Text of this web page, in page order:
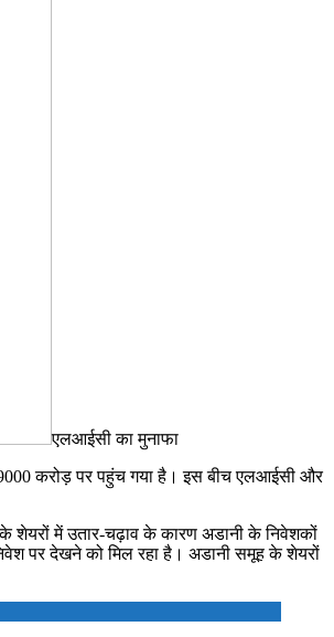
एलआईसी का मुनाफा
करोड़ पर पहुंच गया है। इस बीच एलआईसी और
शेयरों में उतार-चढ़ाव के कारण अडानी के निवेशकों
पर देखने को मिल रहा है। अडानी समूह के शेयरों